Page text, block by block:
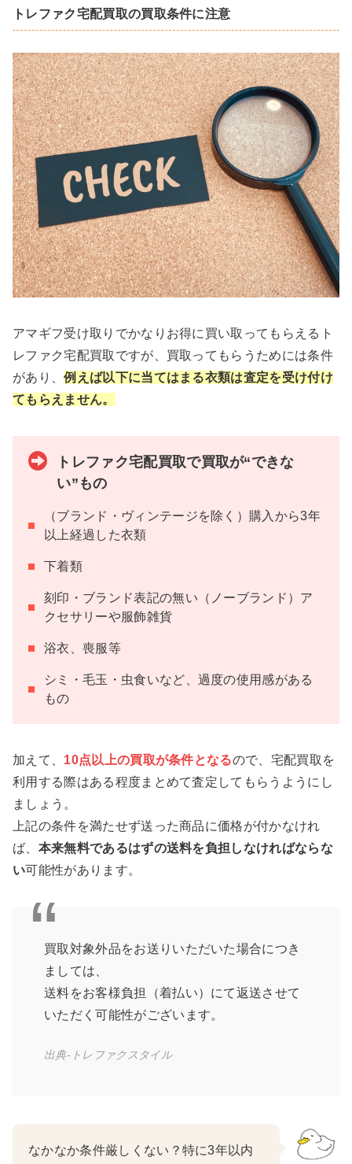
トレファク宅配買取の買取条件に注意
アマギフ受け取りでかなりお得に買い取ってもらえるト
レファク宅配買取ですが、買取ってもらうためには条件
があり、例えば以下に当てはまる衣類は査定を受け付け
てもらえません。
トレファク宅配買取で買取が“できな
い”もの
（ブランド・ヴィンテージを除く）購入から3年
以上経過した衣類
下着類
刻印・ブランド表記の無い（ノーブランド）ア
クセサリーや服飾雑貨
浴衣、喪服等
シミ・毛玉・虫食いなど、過度の使用感がある
もの
加えて、 10点以上の買取が条件となるので、宅配買取を
利用する際はある程度まとめて査定してもらうようにし
ましょう。
上記の条件を満たせず送った商品に価格が付かなけれ
ば、 本来無料であるはずの送料を負担しなければならな
い可能性があります。
買取対象外品をお送りいただいた場合につき
ましては、
送料をお客様負担（着払い）にて返送させて
いただく可能性がございます。
出典-トレファクスタイル
なかなか条件厳しくない？特に3年以内